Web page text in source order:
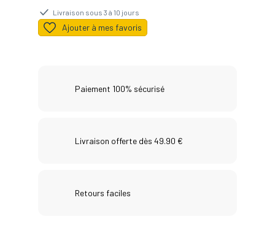
Livraison sous 3 à 10 jours
Ajouter à mes favoris
Paiement 100% sécurisé
Livraison offerte dès 49.90 €
Retours faciles